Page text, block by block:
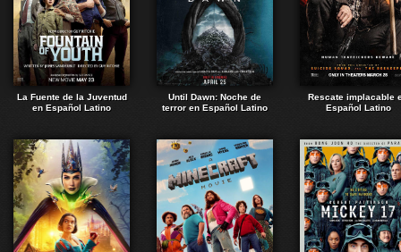
La Fuente de la Juventud
en Español Latino
Until Dawn: Noche de
terror en Español Latino
Rescate implacable
Español Latino